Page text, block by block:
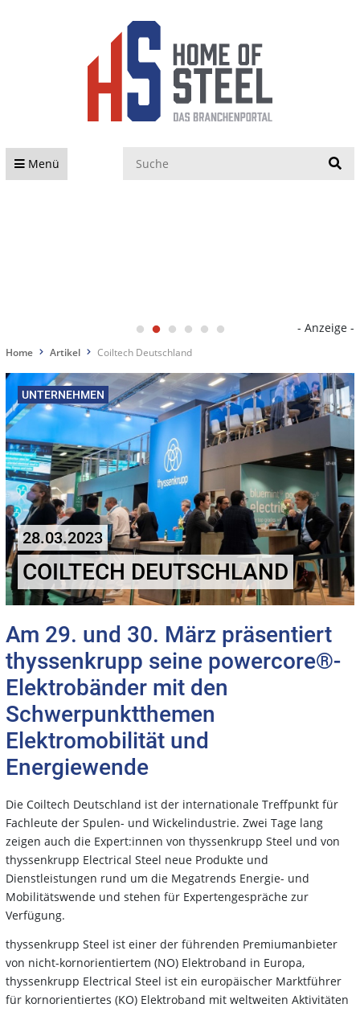
Menü
- Anzeige -
Home Artikel Coiltech Deutschland
UNTERNEHMEN
28.03.2023
COILTECH DEUTSCHLAND
Am 29. und 30. März präsentiert
thyssenkrupp seine powercore®-
Elektrobänder mit den
Schwerpunktthemen
Elektromobilität und
Energiewende
Die Coiltech Deutschland ist der internationale Treffpunkt für
Fachleute der Spulen- und Wickelindustrie. Zwei Tage lang
zeigen auch die Expert:innen von thyssenkrupp Steel und von
thyssenkrupp Electrical Steel neue Produkte und
Dienstleistungen rund um die Megatrends Energie- und
Mobilitätswende und stehen für Expertengespräche zur
Verfügung.
thyssenkrupp Steel ist einer der führenden Premiumanbieter
von nicht-kornorientiertem (NO) Elektroband in Europa,
thyssenkrupp Electrical Steel ist ein europäischer Marktführer
für kornorientiertes (KO) Elektroband mit weltweiten Aktivitäten